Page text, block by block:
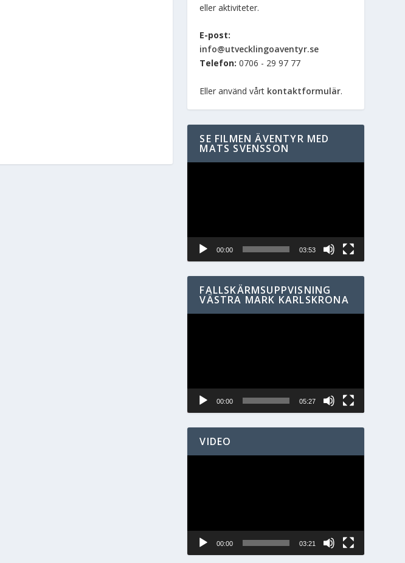
eller aktiviteter.
E-post:
info@utvecklingoaventyr.se
Telefon: 0706 - 29 97 77
Eller använd vårt kontaktformulär.
SE FILMEN ÄVENTYR MED
MATS SVENSSON
00:00 03:53
FALLSKÄRMSUPPVISNING
VÄSTRA MARK KARLSKRONA
00:00 05:27
VIDEO
00:00 03:21